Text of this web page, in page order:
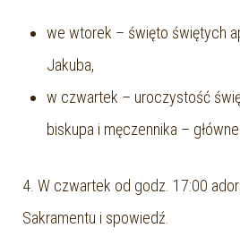
we wtorek – święto świętych
Jakuba,
w czwartek – uroczystość
biskupa i męczennika –
4. W czwartek od godz. 17:00
Sakramentu i spowiedź.